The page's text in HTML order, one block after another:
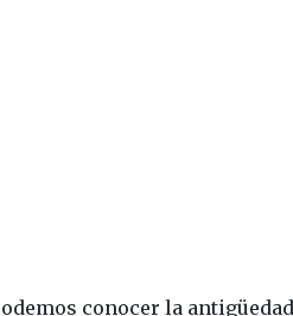
conocer la